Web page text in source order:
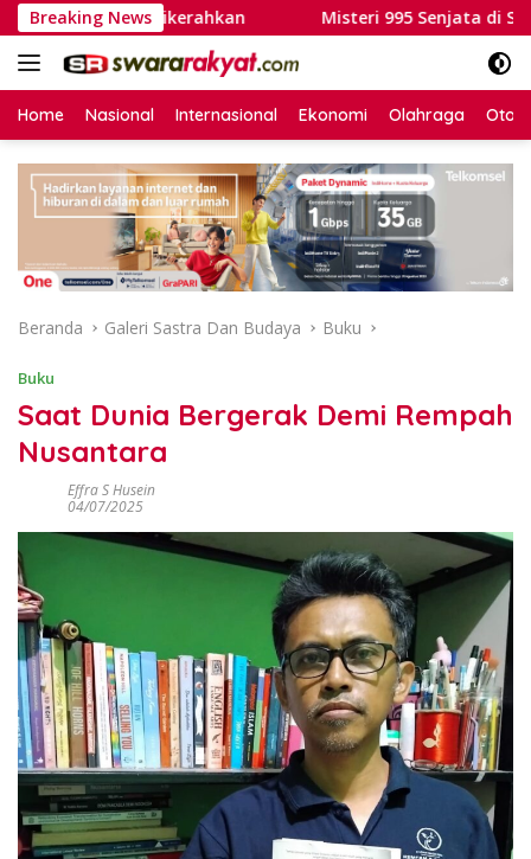
Langsung
ke
konten
Breaking News
Damkar Dikerahkan Misteri 995 Senjata di Sekolah
Home Nasional Internasional Ekonomi Olahraga
Beranda Galeri Sastra Dan Budaya Buku
Buku
Saat Dunia Bergerak Demi Rempah
Nusantara
Effra S Husein
04/07/2025